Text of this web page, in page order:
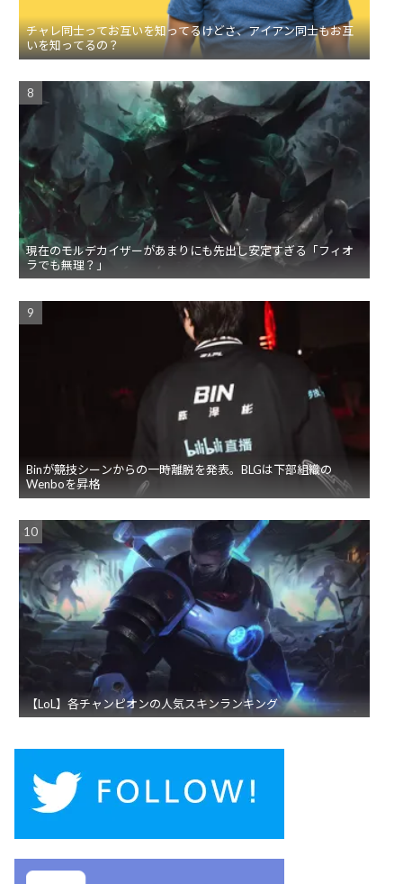
チャレ同士ってお互いを知ってるけどさ、アイアン同士もお互
いを知ってるの？
現在のモルデカイザーがあまりにも先出し安定すぎる「フィオ
ラでも無理？」
Binが競技シーンからの一時離脱を発表。BLGは下部組織の
Wenboを昇格
【LoL】各チャンピオンの人気スキンランキング